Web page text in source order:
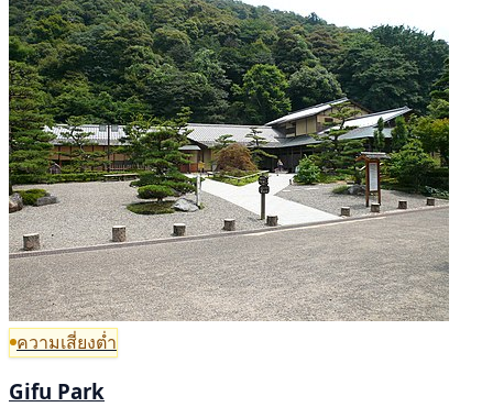
ความเสี่ยงต่ำ
Gifu Park